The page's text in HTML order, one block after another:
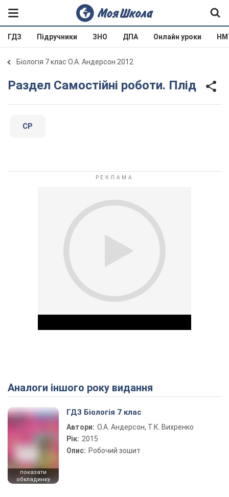
ГДЗ Підручники ЗНО ДПА Онлайн уроки
Біологія 7 клас О.А. Андерсон 2012
Раздел Самостійні роботи. Плід
СР
Play Video
Аналоги іншого року видання
показати
обкладинку
ГДЗ Біологія 7 клас
Автори: О.А. Андерсон, Т.К. Вихренко
Рік: 2015
Опис: Робочий зошит